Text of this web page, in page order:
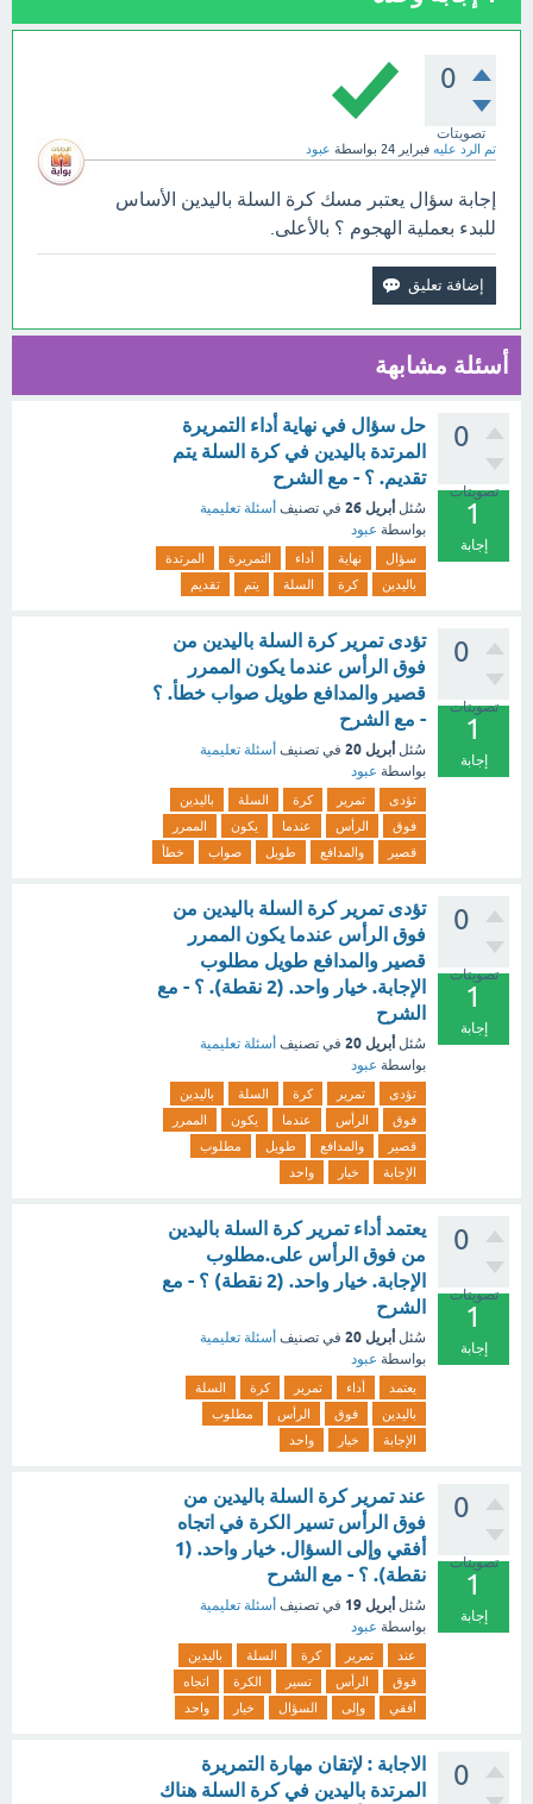
0
تصويتات
تم الرد عليه فبراير 24 بواسطة عبود
إجابة سؤال يعتبر مسك كرة السلة باليدين الأساس
للبدء بعملية الهجوم ؟ بالأعلى.
أسئلة مشابهة
0
تصويتات
1
إجابة
حل سؤال في نهاية أداء التمريرة
المرتدة باليدين في كرة السلة يتم
تقديم. ؟ - مع الشرح
سُئل أبريل 26 في تصنيف أسئلة تعليمية
بواسطة عبود
سؤال نهاية أداء التمريرة
المرتدة
باليدين
كرة السلة يتم تقديم
0
تصويتات
1
إجابة
تؤدى تمرير كرة السلة باليدين من
فوق الرأس عندما يكون الممرر
قصير والمدافع طويل صواب خطأ. ؟
- مع الشرح
سُئل أبريل 20 في تصنيف أسئلة تعليمية
بواسطة عبود
تؤدى تمرير كرة السلة
باليدين
فوق
الرأس عندما يكون
الممرر
قصير
والمدافع طويل صواب خطأ
0
تصويتات
1
إجابة
تؤدى تمرير كرة السلة باليدين من
فوق الرأس عندما يكون الممرر
قصير والمدافع طويل مطلوب
الإجابة. خيار واحد. (2 نقطة). ؟ - مع
الشرح
سُئل أبريل 20 في تصنيف أسئلة تعليمية
بواسطة عبود
تؤدى تمرير كرة السلة
باليدين
فوق
الرأس عندما يكون
الممرر
قصير
والمدافع طويل
مطلوب
الإجابة
خيار واحد
0
تصويتات
1
إجابة
يعتمد أداء تمرير كرة السلة باليدين
من فوق الرأس على.مطلوب
الإجابة. خيار واحد. (2 نقطة) ؟ - مع
الشرح
سُئل أبريل 20 في تصنيف أسئلة تعليمية
بواسطة عبود
يعتمد أداء تمرير كرة
السلة
باليدين
فوق الرأس
مطلوب
الإجابة
خيار واحد
0
تصويتات
1
إجابة
عند تمرير كرة السلة باليدين من
فوق الرأس تسير الكرة في اتجاه
أفقي وإلى السؤال. خيار واحد. (1
نقطة). ؟ - مع الشرح
سُئل أبريل 19 في تصنيف أسئلة تعليمية
بواسطة عبود
عند تمرير كرة السلة
باليدين
فوق
الرأس تسير الكرة
اتجاه
أفقي
وإلى السؤال خيار واحد
0
الاجابة : لإتقان مهارة التمريرة
المرتدة باليدين في كرة السلة هناك